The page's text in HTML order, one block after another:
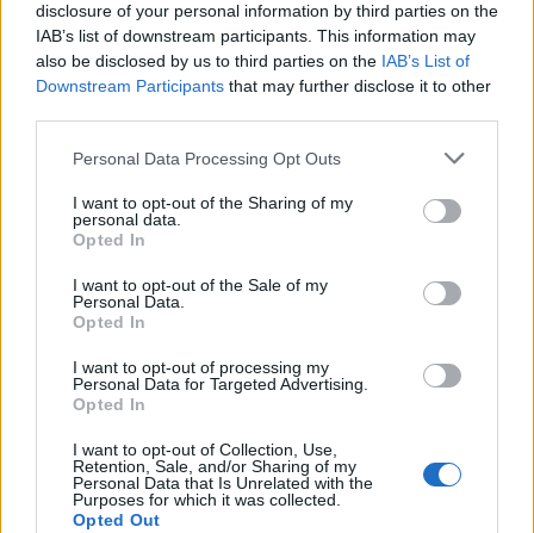
disclosure of your personal information by third parties on the
IAB’s list of downstream participants. This information may
also be disclosed by us to third parties on the IAB’s List of
Downstream Participants that may further disclose it to other
Please note that this website/app uses one or more Google
not limited to your visit or usage behaviour. You may click to
grant or deny consent to Google and its third-party tags to
use your data for below specified purposes in below Google
consent section.
Personal Data Processing Opt Outs
I want to opt-out of the Sharing of my
personal data.
Opted In
I want to opt-out of the Sale of my
Personal Data.
Opted In
I want to opt-out of processing my
Personal Data for Targeted Advertising.
Opted In
I want to opt-out of Collection, Use,
Retention, Sale, and/or Sharing of my
Personal Data that Is Unrelated with the
Purposes for which it was collected.
Opted Out
Φάκελος Αβραμόπουλου: Σε τροχιά άρσης
ασυλίας, άμεσα η συνεδρίαση της επιτροπής
Δεοντολογίας
Πρώτος που θα λάβει γνώση του υλικού που διαβιβάστηκε στη
βουλή θα είναι ο ίδιος ο κ. Αβραμόπουλος. Στις αρχές της
επόμενης εβδομάδας η συνεδρίαση της επιτροπής
Δεοντολογίας.
23.06.2026 15:13